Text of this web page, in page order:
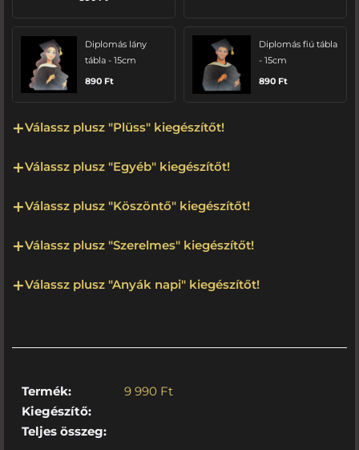
Diplomás lány
tábla - 15cm
890 Ft
Diplomás fiú tábla
- 15cm
890 Ft
Válassz plusz "Plüss" kiegészítőt!
Válassz plusz "Egyéb" kiegészítőt!
Válassz plusz "Köszöntő" kiegészítőt!
Válassz plusz "Szerelmes" kiegészítőt!
Válassz plusz "Anyák napi" kiegészítőt!
Termék: 9 990 Ft
Kiegészítő:
Teljes összeg: